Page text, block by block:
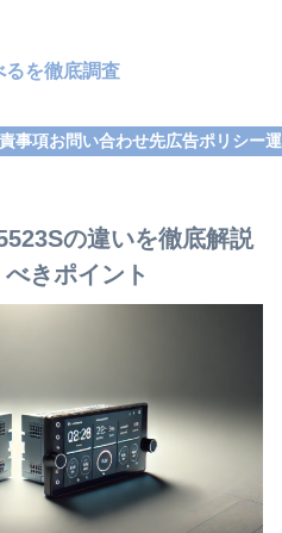
を徹底調査
事項お問い合わせ先広告ポリシー
の違いを徹底解説
べきポイント